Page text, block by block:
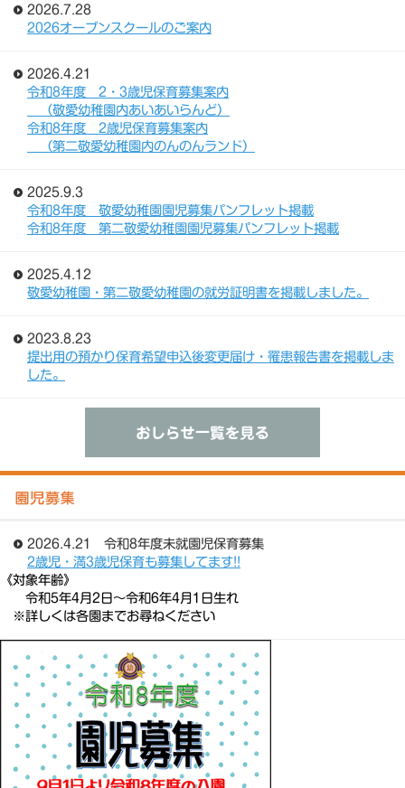
2026.7.28
2026オープンスクールのご案内
2026.4.21
令和8年度 2・3歳児保育募集案内
（敬愛幼稚園内あいあいらんど）
令和8年度 2歳児保育募集案内
（第二敬愛幼稚園内のんのんランド）
2025.9.3
令和8年度 敬愛幼稚園園児募集パンフレット掲載
令和8年度 第二敬愛幼稚園園児募集パンフレット掲載
2025.4.12
敬愛幼稚園・第二敬愛幼稚園の就労証明書を掲載しました。
2023.8.23
提出用の預かり保育希望申込後変更届け・罹患報告書を掲載しま
した。
2026.4.21 令和8年度未就園児保育募集
2歳児・満3歳児保育も募集してます!!
《対象年齢》
令和5年4月2日～令和6年4月1日生れ
※詳しくは各園までお尋ねください